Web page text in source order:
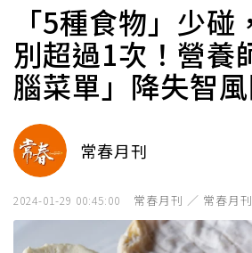
「5種食物」少碰
別超過1次！營養
腦菜單」降失智
常春月刊
2024-01-29 00:45:00 常春月刊 ／ 常春月刊